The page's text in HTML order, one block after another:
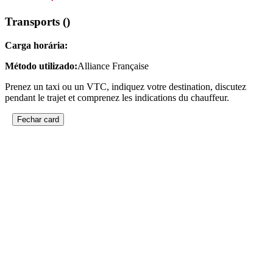
Transports ()
Carga horária:
Método utilizado:Alliance Française
Prenez un taxi ou un VTC, indiquez votre destination, discutez
pendant le trajet et comprenez les indications du chauffeur.
Fechar card